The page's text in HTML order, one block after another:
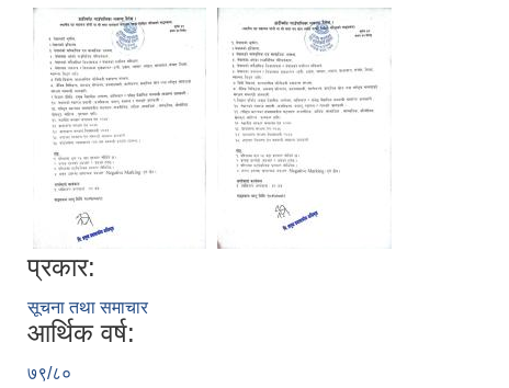
प्रकार:
सूचना तथा समाचार
आर्थिक वर्ष:
७९/८०